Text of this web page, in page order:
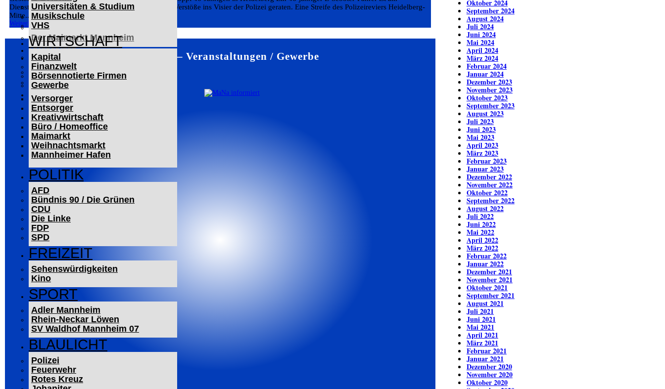
Universitäten & Studium
Musikschule
VHS
WIRTSCHAFT
Kapital
Finanzwelt
Börsennotierte Firmen
Gewerbe
Versorger
Entsorger
Kreativwirtschaft
Büro / Homeoffice
Maimarkt
Weihnachtsmarkt
Mannheimer Hafen
POLITIK
AFD
Bündnis 90 / Die Grünen
CDU
Die Linke
FDP
SPD
FREIZEIT
Sehenswürdigkeiten
Kino
SPORT
Adler Mannheim
Rhein-Neckar Löwen
SV Waldhof Mannheim 07
BLAULICHT
Polizei
Feuerwehr
Rotes Kreuz
Der Mannheimer Wasserturm
Das Technoseum Mannheim
Die Alte Feuerwache
Der Maimarkt Mannheim
LESERBRIEFE
ARCHIV
Das Neueste
Leitartikel
WERBUNG
Dienstagabend in Heidelberg gleich wegen mehrerer Verstöße ins Visier der Polizei geraten. Eine Streife des Polizeireviers Heidelberg-
Mitte...
Weiterlesen
Mannheim – Veranstaltungen / Gewerbe
Oktober 2024
September 2024
August 2024
Juli 2024
Juni 2024
Mai 2024
April 2024
März 2024
Februar 2024
Januar 2024
Dezember 2023
November 2023
Oktober 2023
September 2023
August 2023
Juli 2023
Juni 2023
Mai 2023
April 2023
März 2023
Februar 2023
Januar 2023
Dezember 2022
November 2022
Oktober 2022
September 2022
August 2022
Juli 2022
Juni 2022
Mai 2022
April 2022
März 2022
Februar 2022
Januar 2022
Dezember 2021
November 2021
Oktober 2021
September 2021
August 2021
Juli 2021
Juni 2021
Mai 2021
April 2021
März 2021
Februar 2021
Januar 2021
Dezember 2020
November 2020
Oktober 2020